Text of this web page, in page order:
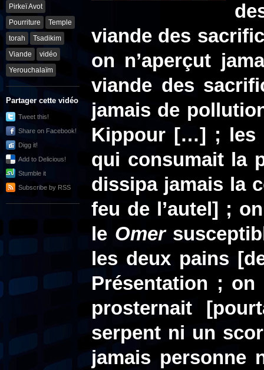
Pirkeï Avot
Pourriture
Temple
torah
Tsadikim
Viande
vidéo
Yerouchalaïm
Partager cette vidéo
Tweet this!
Share on Facebook!
Digg it!
Add to Delicious!
Stumble it
Subscribe by RSS
viande des
on n’aperçut
viande des
jamais de
Kippour […]
; les
qui consumait la
dissipa jamais la
feu de l’autel] ;
le Omer
les deux pains
Présentation ; on
prosternait
serpent ni un
jamais personne